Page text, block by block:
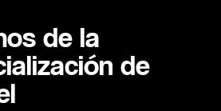
de la
de